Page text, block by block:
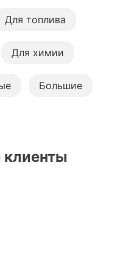
Для топлива
Для химии
Большие